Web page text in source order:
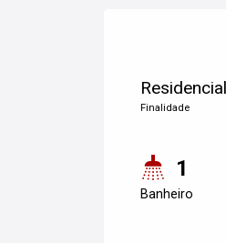
Residencial
Finalidade
1
Banheiro